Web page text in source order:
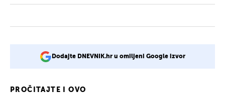
Dodajte DNEVNIK.hr u omiljeni Google izvor
PROČITAJTE I OVO